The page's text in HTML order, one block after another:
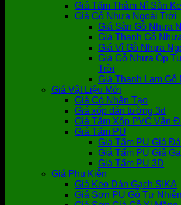
Giá Tấm Thảm Nỉ Sẵn
Giá Gỗ Nhựa Ngoài Trời
Giá Sàn Gỗ Nhựa
Giá Thanh Gỗ
Giá Vỉ Gỗ Nhựa
Giá Gỗ Nhựa Ốp
Trời
Giá Thanh Lam
Giá Vật Liệu Mới
Giá Cỏ Nhân Tạo
Giá xốp dán tường 3d
Giá Tấm Xốp PVC Vân
Giá Tấm PU
Giá Tấm PU Giả Đá
Giá Tấm PU Giả
Giá Tấm PU 3D
Giá Phụ Kiện
Giá Keo Dán Gạch SIKA
Giá Sơn PU Gỗ Tự Nhiên